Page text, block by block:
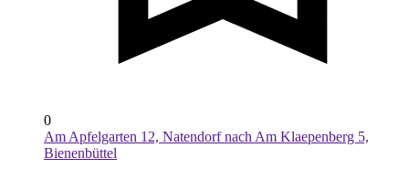
0
Am Apfelgarten 12, Natendorf nach Am Klaepenberg 5,
Bienenbüttel